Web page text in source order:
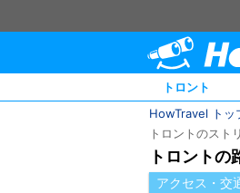
トロント
HowTravel トッ
トロントのスト
トロントの
アクセス・交